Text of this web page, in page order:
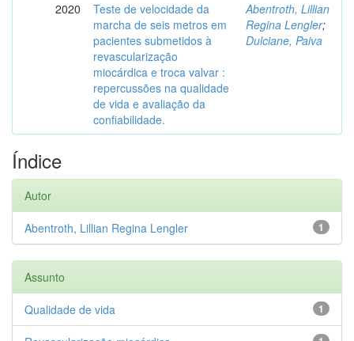
2020
Teste de velocidade da
marcha de seis metros em
pacientes submetidos à
revascularização
miocárdica e troca valvar :
repercussões na qualidade
de vida e avaliação da
confiabilidade.
Abentroth, Lillian
Regina Lengler;
Dulciane, Paiva
Índice
Autor
1
Abentroth, Lillian Regina Lengler
Assunto
1
Qualidade de vida